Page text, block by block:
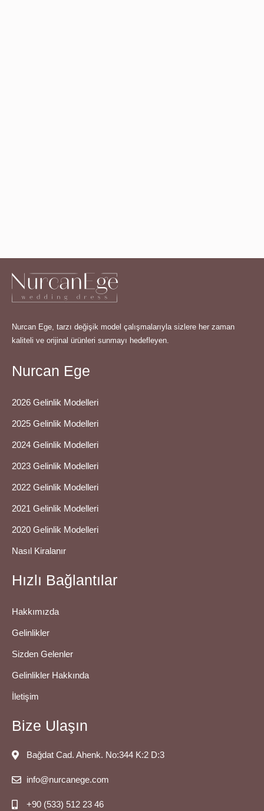
Nurcan Ege, tarzı değişik model çalışmalarıyla sizlere her zaman
kaliteli ve orijinal ürünleri sunmayı hedefleyen.
Nurcan Ege
2026 Gelinlik Modelleri
2025 Gelinlik Modelleri
2024 Gelinlik Modelleri
2023 Gelinlik Modelleri
2022 Gelinlik Modelleri
2021 Gelinlik Modelleri
2020 Gelinlik Modelleri
Nasıl Kiralanır
Hızlı Bağlantılar
Hakkımızda
Gelinlikler
Sizden Gelenler
Gelinlikler Hakkında
İletişim
Bize Ulaşın
Bağdat Cad. Ahenk. No:344 K:2 D:3
info@nurcanege.com
+90 (533) 512 23 46